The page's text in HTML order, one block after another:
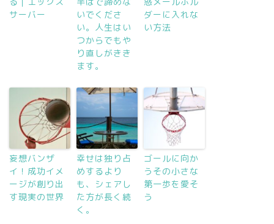
サーバー
いでくださ
い。人生はい
つからでもや
り直しがきき
ます。
ダーに入れな
い方法
妄想バンザ
イ！成功イメ
ージが創り出
す現実の世界
幸せは独り占
めするより
も、シェアし
た方が長く続
く。
ゴールに向か
うその小さな
第一歩を愛そ
う